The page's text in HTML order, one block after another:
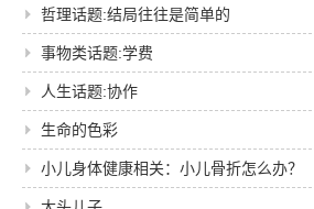
哲理话题:结局往往是简单的
事物类话题:学费
人生话题:协作
生命的色彩
小儿身体健康相关：小儿骨折怎么办？